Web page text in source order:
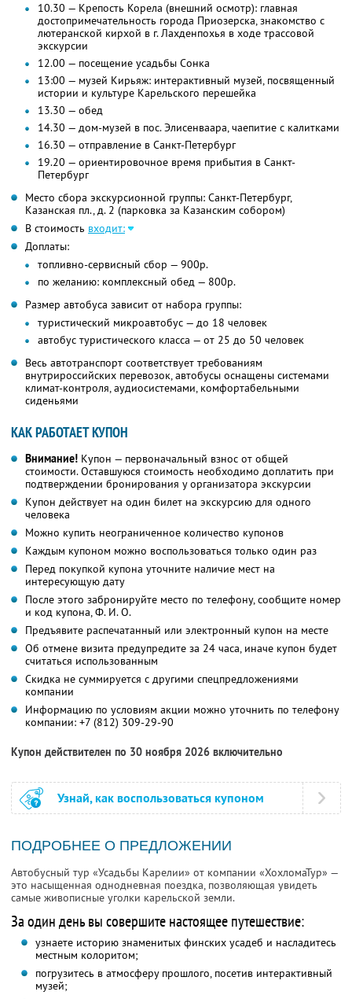
10.30 — Крепость Корела (внешний осмотр): главная
достопримечательность города Приозерска, знакомство с
лютеранской кирхой в г. Лахденпохья в ходе трассовой
экскурсии
12.00 — посещение усадьбы Сонка
13:00 — музей Кирьяж: интерактивный музей, посвященный
истории и культуре Карельского перешейка
13.30 — обед
14.30 — дом-музей в пос. Элисенваара, чаепитие с калитками
16.30 — отправление в Санкт-Петербург
19.20 — ориентировочное время прибытия в Санкт-
Петербург
Место сбора экскурсионной группы: Санкт-Петербург,
Казанская пл., д. 2 (парковка за Казанским собором)
В стоимость входит:
Доплаты:
топливно-сервисный сбор — 900р.
по желанию: комплексный обед — 800р.
Размер автобуса зависит от набора группы:
туристический микроавтобус — до 18 человек
автобус туристического класса — от 25 до 50 человек
Весь автотранспорт соответствует требованиям
внутрироссийских перевозок, автобусы оснащены системами
климат-контроля, аудиосистемами, комфортабельными
сиденьями
КАК РАБОТАЕТ КУПОН
Внимание! Купон — первоначальный взнос от общей
стоимости. Оставшуюся стоимость необходимо доплатить при
подтверждении бронирования у организатора экскурсии
Купон действует на один билет на экскурсию для одного
человека
Можно купить неограниченное количество купонов
Каждым купоном можно воспользоваться только один раз
Перед покупкой купона уточните наличие мест на
интересующую дату
После этого забронируйте место по телефону, сообщите номер
и код купона, Ф. И. О.
Предъявите распечатанный или электронный купон на месте
Об отмене визита предупредите за 24 часа, иначе купон будет
считаться использованным
Скидка не суммируется с другими спецпредложениями
компании
Информацию по условиям акции можно уточнить по телефону
компании: +7 (812) 309-29-90
Купон действителен по 30 ноября 2026 включительно
Узнай, как воспользоваться купоном
ПОДРОБНЕЕ О ПРЕДЛОЖЕНИИ
Автобусный тур «Усадьбы Карелии» от компании «ХохломаТур» —
это насыщенная однодневная поездка, позволяющая увидеть
самые живописные уголки карельской земли.
За один день вы совершите настоящее путешествие:
узнаете историю знаменитых финских усадеб и насладитесь
местным колоритом;
погрузитесь в атмосферу прошлого, посетив интерактивный
музей;